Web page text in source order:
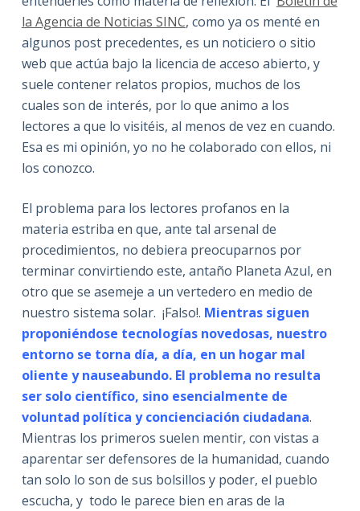
la Agencia de Noticias SINC, como ya os menté en
algunos post precedentes, es un noticiero o sitio
web que actúa bajo la licencia de acceso abierto, y
suele contener relatos propios, muchos de los
cuales son de interés, por lo que animo a los
lectores a que lo visitéis, al menos de vez en cuando.
Esa es mi opinión, yo no he colaborado con ellos, ni
los conozco.
El problema para los lectores profanos en la
materia estriba en que, ante tal arsenal de
procedimientos, no debiera preocuparnos por
terminar convirtiendo este, antaño Planeta Azul, en
otro que se asemeje a un vertedero en medio de
nuestro sistema solar. ¡Falso!. Mientras siguen
proponiéndose tecnologías novedosas, nuestro
entorno se torna día, a día, en un hogar mal
oliente y nauseabundo. El problema no resulta
ser solo científico, sino esencialmente de
voluntad política y concienciación ciudadana.
Mientras los primeros suelen mentir, con vistas a
aparentar ser defensores de la humanidad, cuando
tan solo lo son de sus bolsillos y poder, el pueblo
escucha, y todo le parece bien en aras de la